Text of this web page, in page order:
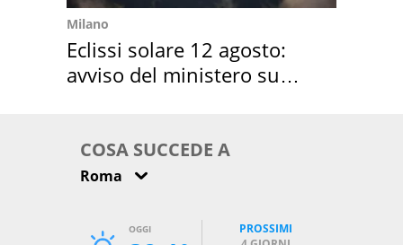
Milano
Eclissi solare 12 agosto:
avviso del ministero su